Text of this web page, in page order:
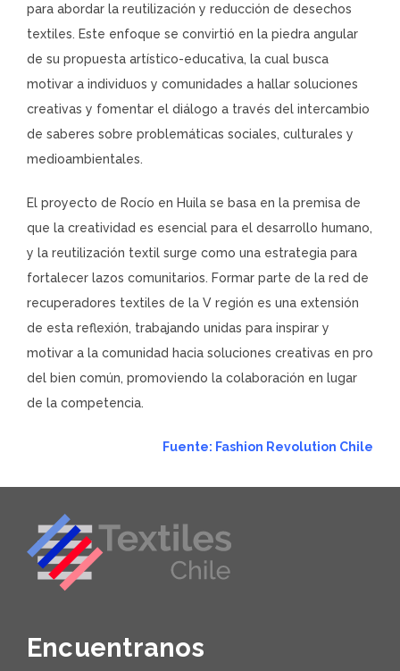
para abordar la reutilización y reducción de desechos
textiles. Este enfoque se convirtió en la piedra angular
de su propuesta artístico-educativa, la cual busca
motivar a individuos y comunidades a hallar soluciones
creativas y fomentar el diálogo a través del intercambio
de saberes sobre problemáticas sociales, culturales y
medioambientales.
El proyecto de Rocío en Huila se basa en la premisa de
que la creatividad es esencial para el desarrollo humano,
y la reutilización textil surge como una estrategia para
fortalecer lazos comunitarios. Formar parte de la red de
recuperadores textiles de la V región es una extensión
de esta reflexión, trabajando unidas para inspirar y
motivar a la comunidad hacia soluciones creativas en pro
del bien común, promoviendo la colaboración en lugar
de la competencia.
Fuente: Fashion Revolution Chile
Encuentranos